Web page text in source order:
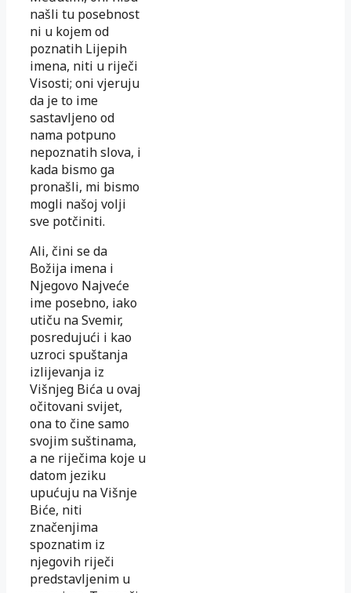
našli tu posebnost
ni u kojem od
poznatih Lijepih
imena, niti u riječi
Visosti; oni vjeruju
da je to ime
sastavljeno od
nama potpuno
nepoznatih slova, i
kada bismo ga
pronašli, mi bismo
mogli našoj volji
sve potčiniti.
Ali, čini se da
Božija imena i
Njegovo Najveće
ime posebno, iako
utiču na Svemir,
posredujući i kao
uzroci spuštanja
izlijevanja iz
Višnjeg Bića u ovaj
očitovani svijet,
ona to čine samo
svojim suštinama,
a ne riječima koje u
datom jeziku
upućuju na Višnje
Biće, niti
značenjima
spoznatim iz
njegovih riječi
predstavljenim u